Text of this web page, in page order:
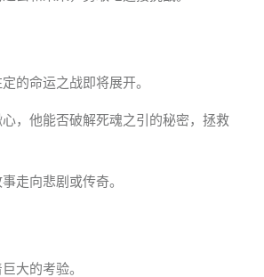
的命运之战即将展开。
，他能否破解死魂之引的秘密，拯救
走向悲剧或传奇。
大的考验。